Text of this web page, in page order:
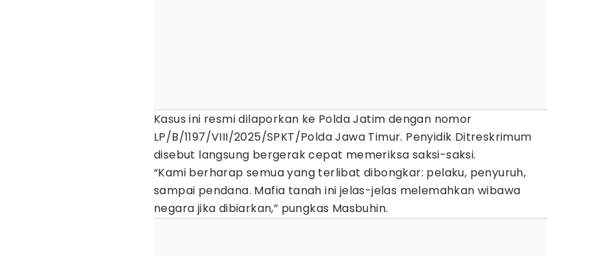
Kasus ini resmi dilaporkan ke Polda Jatim dengan nomor
LP/B/1197/VIII/2025/SPKT/Polda Jawa Timur. Penyidik Ditreskrimum
disebut langsung bergerak cepat memeriksa saksi-saksi.
“Kami berharap semua yang terlibat dibongkar: pelaku, penyuruh,
sampai pendana. Mafia tanah ini jelas-jelas melemahkan wibawa
negara jika dibiarkan,” pungkas Masbuhin.